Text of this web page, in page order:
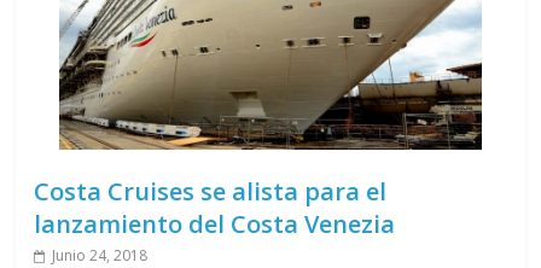
Costa Cruises se alista para el
lanzamiento del Costa Venezia
Junio 24, 2018